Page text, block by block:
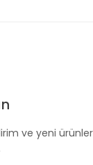
ve yeni